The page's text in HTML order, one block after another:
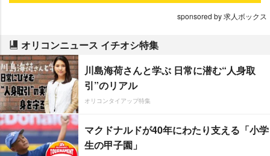
sponsored by 求人ボックス
オリコンニュース イチオシ特集
川島海荷さんと学ぶ 日常に潜む“人身取
引”のリアル
オリコンタイアップ特集
マクドナルドが40年にわたり支える「小学
生の甲子園」